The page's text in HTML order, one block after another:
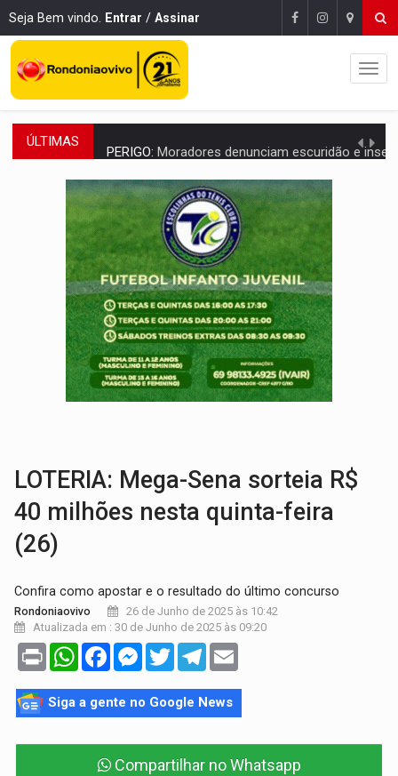
Seja Bem vindo. Entrar / Assinar
ÚLTIMAS Moradores denunciam escuridão e insegurança na
COLIGAÇÃO:Reabertura de ação no TSE pode resultar em cassação de prefeita
INCLUSÃO:APAE Porto Velho abre inscrições para
CLUBE DOS R$ 00,00:21 candidatos declaram patrimônio zero em Rondônia
INTERIOR:Ouro Preto do Oeste realiza Cavalgada da Expo Show
DESENVOLVIMENTO:Ideb avança nos anos iniciais do ensino
VULGO 'UNIÃO':Chefe de facção criminosa é preso durante
Publicação Legal:CONVOCAÇÃO DAS ELEIÇÕES:
LOTERIA: Mega-Sena sorteia R$
40 milhões nesta quinta-feira
(26)
Confira como apostar e o resultado do último concurso
Rondoniaovivo
26 de Junho de 2025 às 10:42
Atualizada em : 30 de Junho de 2025 às 09:20
Print WhatsAppFacebookMessenger
TwitterTelegram
Siga a gente no Google News
Compartilhar no Whatsapp